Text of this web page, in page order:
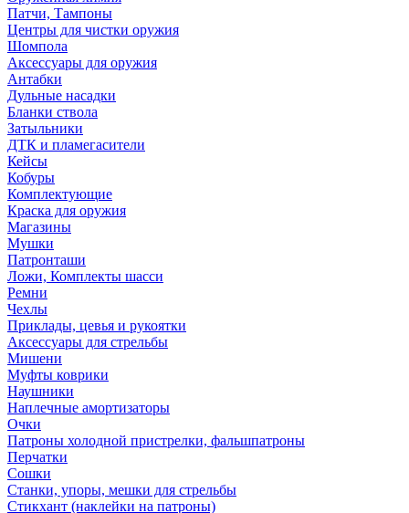
Патчи, Тампоны
Центры для чистки оружия
Шомпола
Аксессуары для оружия
Антабки
Дульные насадки
Бланки ствола
Затыльники
ДТК и пламегасители
Кейсы
Кобуры
Комплектующие
Краска для оружия
Магазины
Мушки
Патронташи
Ложи, Комплекты шасси
Ремни
Чехлы
Приклады, цевья и рукоятки
Аксессуары для стрельбы
Мишени
Муфты коврики
Наушники
Наплечные амортизаторы
Очки
Патроны холодной пристрелки, фальшпатроны
Перчатки
Сошки
Станки, упоры, мешки для стрельбы
Стикхант (наклейки на патроны)